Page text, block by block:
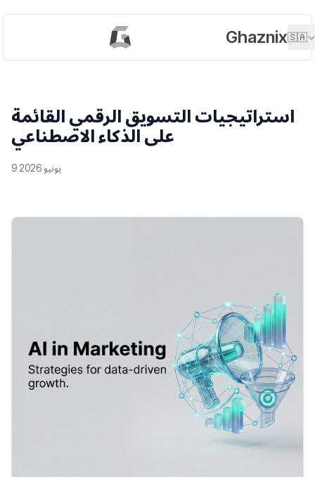
Ghaznix🇸🇦
استراتيجيات التسويق الرقمي القائمة
على الذكاء الاصطناعي
9 يونيو 2026